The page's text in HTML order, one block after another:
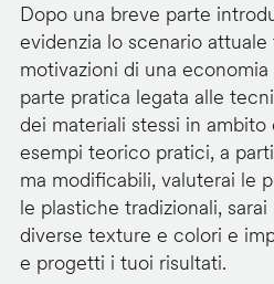
Dopo una breve parte
evidenzia lo scenario
motivazioni di una economia
parte pratica legata alle
dei materiali stessi in
esempi teorico pratici, a
ma modificabili, valuterai le
le plastiche tradizionali,
diverse texture e colori e
e progetti i tuoi risultati.